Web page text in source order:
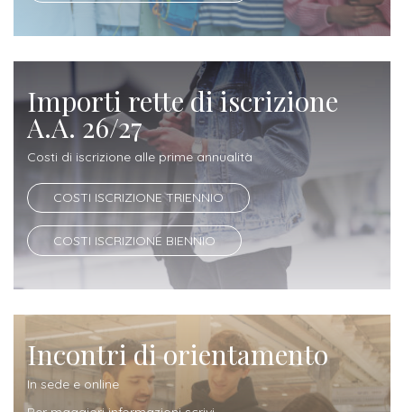
Importi rette di iscrizione
A.A. 26/27
Costi di iscrizione alle prime annualità
COSTI ISCRIZIONE TRIENNIO
COSTI ISCRIZIONE BIENNIO
Incontri di orientamento
In sede e online